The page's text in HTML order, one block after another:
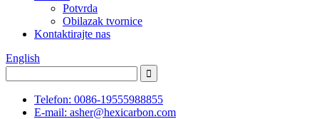
Potvrda
Obilazak tvornice
Kontaktirajte nas
English
Telefon: 0086-19555988855
E-mail: asher@hexicarbon.com